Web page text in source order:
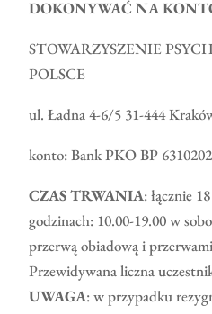
DOKONYWAĆ NA
STOWARZYSZENIE
POLSCE
ul. Ładna 4-6/5 31-444
konto: Bank PKO BP
CZAS TRWANIA: łącznie
godzinach: 10.00-19.00 w
przerwą obiadową i
Przewidywana liczna
UWAGA: w przypadku